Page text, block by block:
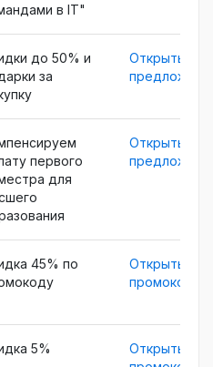
в IT​"
до 50% и
за
Открыть
первого
для
Открыть
45% по
Открыть
промокод
5%
Открыть